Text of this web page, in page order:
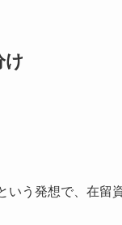
け
う発想で、在留